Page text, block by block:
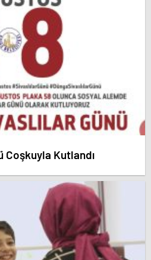
Coşkuyla Kutlandı